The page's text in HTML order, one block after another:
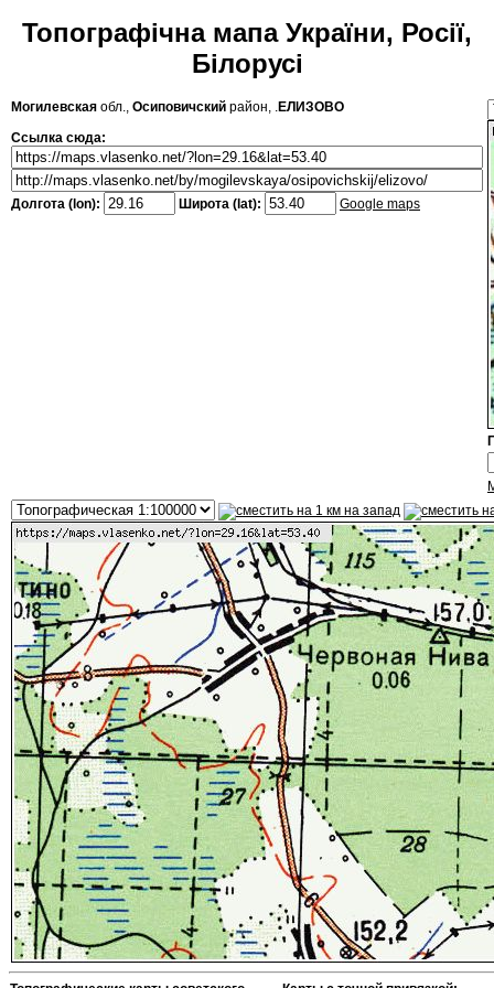
Топографічна мапа України, Росії,
Білорусі
Могилевская обл., Осиповичский район, .ЕЛИЗОВО
Ссылка сюда:
Долгота (lon): Широта (lat): Google maps